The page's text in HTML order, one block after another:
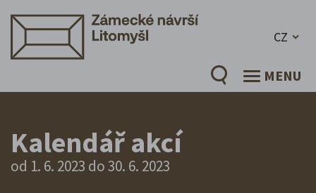
CZ
MENU
Kalendář akcí
od 1. 6. 2023 do 30. 6. 2023